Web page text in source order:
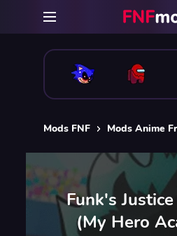
Mods FNF Mods Anime
Funk's
(My Hero